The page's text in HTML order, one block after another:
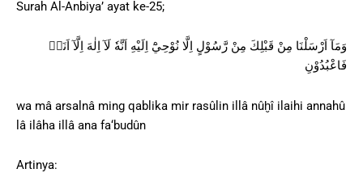
Surah Al-Anbiya’ ayat ke-25;
وَمَآ اَرْسَلْنَا مِنْ قَبْلِكَ مِنْ رَّسُوْلٍ اِلَّا نُوْحِيْٓ اِلَيْهِ اَنَّهٗ لَآ اِلٰهَ اِلَّآ اَنَا۠
فَاعْبُدُوْنِ
wa mâ arsalnâ ming qablika mir rasûlin illâ nûḫî ilaihi annahû
lâ ilâha illâ ana fa‘budûn
Artinya: